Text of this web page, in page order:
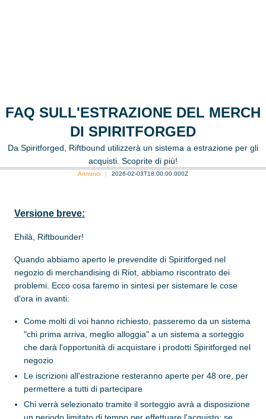
FAQ SULL'ESTRAZIONE DEL MERCH
DI SPIRITFORGED
Da Spiritforged, Riftbound utilizzerà un sistema a estrazione per gli
acquisti. Scoprite di più!
Annunci 2026-02-03T18:00:00.000Z
Versione breve:
Ehilà, Riftbounder!
Quando abbiamo aperto le prevendite di Spiritforged nel
negozio di merchandising di Riot, abbiamo riscontrato dei
problemi. Ecco cosa faremo in sintesi per sistemare le cose
d'ora in avanti:
Come molti di voi hanno richiesto, passeremo da un sistema
"chi prima arriva, meglio alloggia" a un sistema a sorteggio
che darà l'opportunità di acquistare i prodotti Spiritforged nel
negozio
Le iscrizioni all'estrazione resteranno aperte per 48 ore, per
permettere a tutti di partecipare
Chi verrà selezionato tramite il sorteggio avrà a disposizione